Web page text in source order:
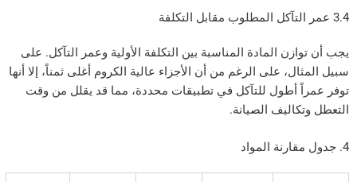
المادة المناسبة بين التكلفة الأولية وعمر التآكل. على
على الرغم من أن الأجزاء عالية الكروم أغلى ثمناً، إلا أنها
للتآكل في تطبيقات محددة، مما قد يقلل من وقت
الصيانة.